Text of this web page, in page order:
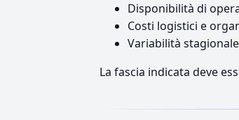
Disponibilità di
Costi logistici e
Variabilità stagionale
La fascia indicata deve